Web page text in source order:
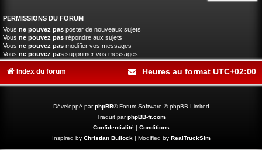
PERMISSIONS DU FORUM
Vous ne pouvez pas poster de nouveaux sujets
Vous ne pouvez pas répondre aux sujets
Vous ne pouvez pas modifier vos messages
Vous ne pouvez pas supprimer vos messages
Index du forum Heures au format UTC+02:00
Développé parphpBB® Forum Software © phpBB Limited
Traduit parphpBB-fr.com
Confidentialité| Conditions
Inspired by Christian Bullock| Modified by RealTruckSim